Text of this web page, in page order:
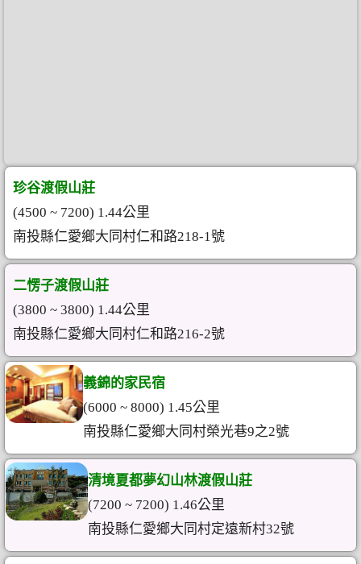
珍谷渡假山莊
(4500 ~ 7200) 1.44公里
南投縣仁愛鄉大同村仁和路218-1號
二愣子渡假山莊
(3800 ~ 3800) 1.44公里
南投縣仁愛鄉大同村仁和路216-2號
義錦的家民宿
(6000 ~ 8000) 1.45公里
南投縣仁愛鄉大同村榮光巷9之2號
清境夏都夢幻山林渡假山莊
(7200 ~ 7200) 1.46公里
南投縣仁愛鄉大同村定遠新村32號